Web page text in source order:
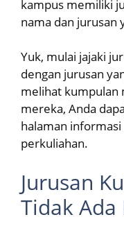
kampus memiliki
nama dan jurusan
Yuk, mulai jajaki
dengan jurusan
melihat kumpulan
mereka, Anda
halaman
perkuliahan.
Jurusan
Tidak